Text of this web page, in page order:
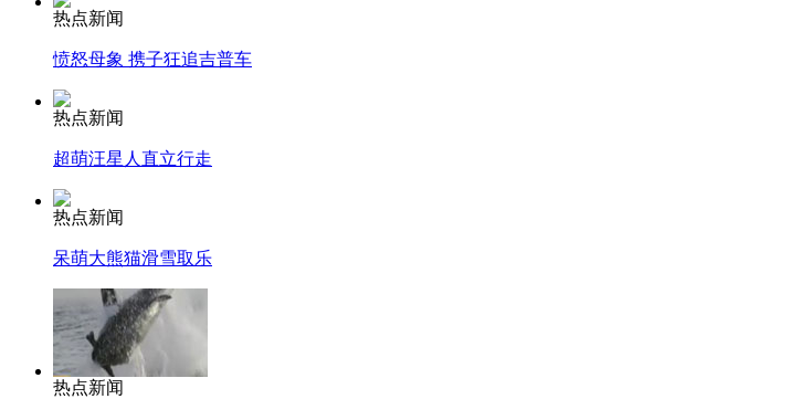
热点新闻
愤怒母象 携子狂追吉普车
热点新闻
超萌汪星人直立行走
热点新闻
呆萌大熊猫滑雪取乐
热点新闻